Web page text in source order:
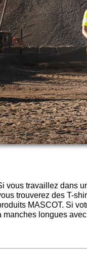
vous travaillez dans
trouverez des T-
MASCOT. Si
manches longues